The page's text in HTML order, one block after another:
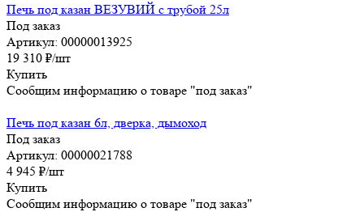
Печь под казан ВЕЗУВИЙ с трубой 25л
Под заказ
Артикул: 00000013925
19 310 ₽/шт
Купить
Сообщим информацию о товаре "под заказ"
Печь под казан 6л, дверка, дымоход
Под заказ
Артикул: 00000021788
4 945 ₽/шт
Купить
Сообщим информацию о товаре "под заказ"